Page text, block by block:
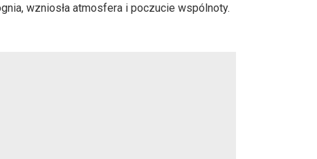
wzniosła atmosfera i poczucie wspólnoty.